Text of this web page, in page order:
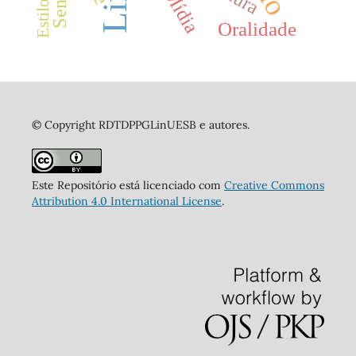
Mídia Oralidade
© Copyright RDTDPPGLinUESB e autores.
Este Repositório está licenciado comCreative Commons
Attribution 4.0 International License.